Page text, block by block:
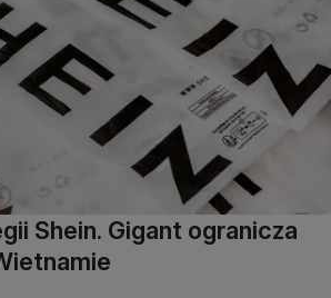
Shein. Gigant ogranicza